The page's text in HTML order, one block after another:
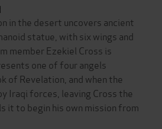
in the desert uncovers ancient
statue, with six wings and
member Ezekiel Cross is
one of four angels
of Revelation, and when the
Iraqi forces, leaving Cross the
it to begin his own mission from